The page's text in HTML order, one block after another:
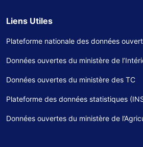
Liens Utiles
Plateforme nationale des données
Données ouvertes du ministère de
Données ouvertes du ministère des TC
Plateforme des données statistiques
Données ouvertes du ministère de